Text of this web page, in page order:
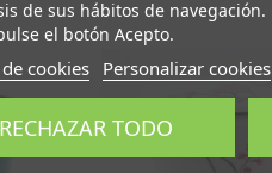
de sus hábitos de
el botón Acepto.
cookies Personalizar cookies
RECHAZAR TODO